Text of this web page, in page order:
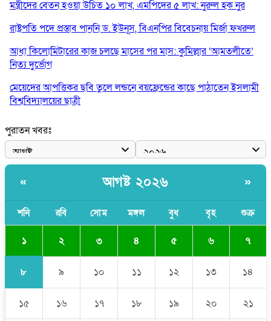
মন্ত্রীদের বেতন হওয়া উচিত ১০ লাখ, এমপিদের ৫ লাখ: নুরুল হক নুর
রাষ্ট্রপতি পদে প্রস্তাব পাননি ড. ইউনূস, বিএনপির বিবেচনায় মির্জা ফখরুল
আধা কিলোমিটারের কাজ চলছে মাসের পর মাস: কুমিল্লার ‘আমতলীতে’
নিত্য দুর্ভোগ
মেয়েদের আপত্তিকর ছবি তুলে লন্ডনে বয়ফ্রেন্ডের কাছে পাঠাতেন ইসলামী
বিশ্ববিদ্যালয়ের ছাত্রী
পুলিশকে পিটিয়ে রক্তাক্ত করেছি এ দৃশ্য কি আপনারা দেখেননি: এনসিপি
নেতা
পাঁচ দেশি মাছে মিলল মাইক্রোপ্লাস্টিক, সবচেয়ে বেশি কই মাছে
বাংলাদেশী কর্মীদের আকামা নিয়ে বড় সুখবর দিলো সৌদি সরকার
ভারতের পূর্ব সীমান্তে এখন ‘আরেকটি পাকিস্তান’ গড়ে উঠেছে: সজীব
ওয়াজেদ জয়
পুরাতন খবরঃ
« আগষ্ট ২০২৬ »
শনি রবি সোম মঙ্গল বুধ বৃহ শুক্র
১ ২ ৩ ৪ ৫ ৬ ৭
৮ ৯ ১০ ১১ ১২ ১৩ ১৪
১৫ ১৬ ১৭ ১৮ ১৯ ২০ ২১